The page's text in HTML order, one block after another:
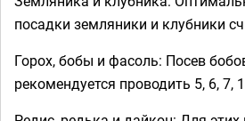
посадки земляники и клубники
Горох, бобы и фасоль: Посев
рекомендуется проводить 5, 6, 7,